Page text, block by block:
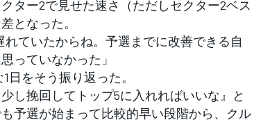
ター2で見せた速さ（ただしセクター2ベス
となった。
ていたからね。予選までに改善できる自
っていなかった」
をそう振り返った。
し挽回してトップ5に入れればいいな』と
予選が始まって比較的早い段階から、クル